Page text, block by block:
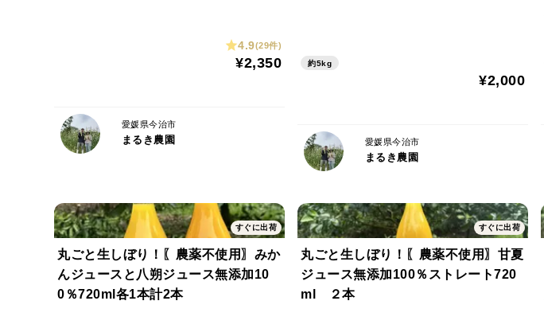
4.9(29件)
¥2,350
愛媛県今治市
まるき農園
約5kg
¥2,000
愛媛県今治市
まるき農園
すぐに出荷
丸ごと生しぼり！〖農薬不使用〗みか
んジュースと八朔ジュース無添加10
0％720ml各1本計2本
すぐに出荷
丸ごと生しぼり！〖農薬不使用〗甘夏
ジュース無添加100％ストレート720
ml ２本